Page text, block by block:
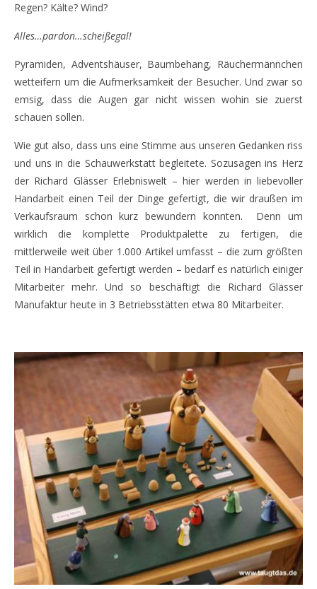
Regen? Kälte? Wind?
Alles…pardon…scheißegal!
Pyramiden, Adventshäuser, Baumbehang, Räuchermännchen
wetteifern um die Aufmerksamkeit der Besucher. Und zwar so
emsig, dass die Augen gar nicht wissen wohin sie zuerst
schauen sollen.
Wie gut also, dass uns eine Stimme aus unseren Gedanken riss
und uns in die Schauwerkstatt begleitete. Sozusagen ins Herz
der Richard Glässer Erlebniswelt – hier werden in liebevoller
Handarbeit einen Teil der Dinge gefertigt, die wir draußen im
Verkaufsraum schon kurz bewundern konnten. Denn um
wirklich die komplette Produktpalette zu fertigen, die
mittlerweile weit über 1.000 Artikel umfasst – die zum größten
Teil in Handarbeit gefertigt werden – bedarf es natürlich einiger
Mitarbeiter mehr. Und so beschäftigt die Richard Glässer
Manufaktur heute in 3 Betriebsstätten etwa 80 Mitarbeiter.